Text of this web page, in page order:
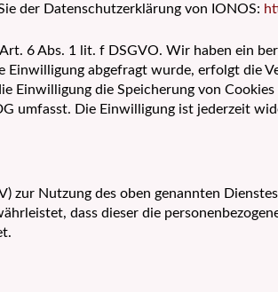
der Datenschutzerklärung von IONOS:
6 Abs. 1 lit. f DSGVO. Wir haben ein
Einwilligung abgefragt wurde, erfolgt die
Einwilligung die Speicherung von
umfasst. Die Einwilligung ist jederzeit
zur Nutzung des oben genannten
dass dieser die